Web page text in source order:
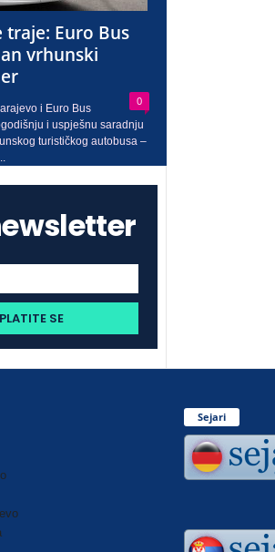
Euro Bus
vrhunski
0
i Euro Bus
i uspješnu saradnju
turističkog autobusa –
Sejari